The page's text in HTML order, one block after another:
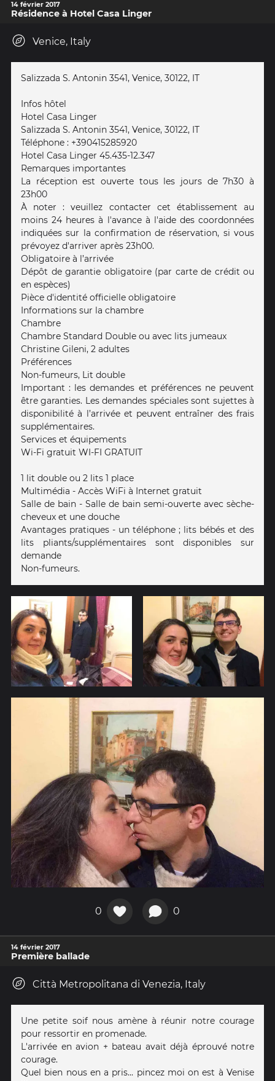
14 février 2017
Résidence à Hotel Casa Linger
Venice, Italy
Salizzada S. Antonin 3541, Venice, 30122, IT
Infos hôtel
Hotel Casa Linger
Salizzada S. Antonin 3541, Venice, 30122, IT
Téléphone : +390415285920
Hotel Casa Linger 45.435-12.347
Remarques importantes
La réception est ouverte tous les jours de 7h30 à
23h00
À noter : veuillez contacter cet établissement au
moins 24 heures à l'avance à l'aide des coordonnées
indiquées sur la confirmation de réservation, si vous
prévoyez d'arriver après 23h00.
Obligatoire à l’arrivée
Dépôt de garantie obligatoire (par carte de crédit ou
en espèces)
Pièce d'identité officielle obligatoire
Informations sur la chambre
Chambre
Chambre Standard Double ou avec lits jumeaux
Christine Gileni, 2 adultes
Préférences
Non-fumeurs, Lit double
Important : les demandes et préférences ne peuvent
être garanties. Les demandes spéciales sont sujettes à
disponibilité à l’arrivée et peuvent entraîner des frais
supplémentaires.
Services et équipements
Wi-Fi gratuit WI-FI GRATUIT
1 lit double ou 2 lits 1 place
Multimédia - Accès WiFi à Internet gratuit
Salle de bain - Salle de bain semi-ouverte avec sèche-
cheveux et une douche
Avantages pratiques - un téléphone ; lits bébés et des
lits pliants/supplémentaires sont disponibles sur
demande
Non-fumeurs.
0 0
14 février 2017
Première ballade
Città Metropolitana di Venezia, Italy
Une petite soif nous amène à réunir notre courage
pour ressortir en promenade.
L'arrivée en avion + bateau avait déjà éprouvé notre
courage.
Quel bien nous en a pris... pincez moi on est à Venise